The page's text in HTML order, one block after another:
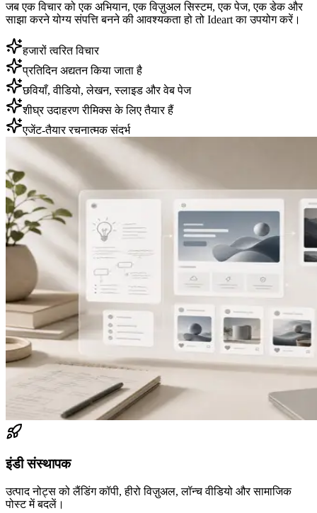
जब एक विचार को एक अभियान, एक विज़ुअल सिस्टम, एक पेज, एक डेक और
साझा करने योग्य संपत्ति बनने की आवश्यकता हो तो Ideart का उपयोग करें।
हजारों त्वरित विचार
प्रतिदिन अद्यतन किया जाता है
छवियाँ, वीडियो, लेखन, स्लाइड और वेब पेज
शीघ्र उदाहरण रीमिक्स के लिए तैयार हैं
एजेंट-तैयार रचनात्मक संदर्भ
इंडी संस्थापक
उत्पाद नोट्स को लैंडिंग कॉपी, हीरो विज़ुअल, लॉन्च वीडियो और सामाजिक
पोस्ट में बदलें।